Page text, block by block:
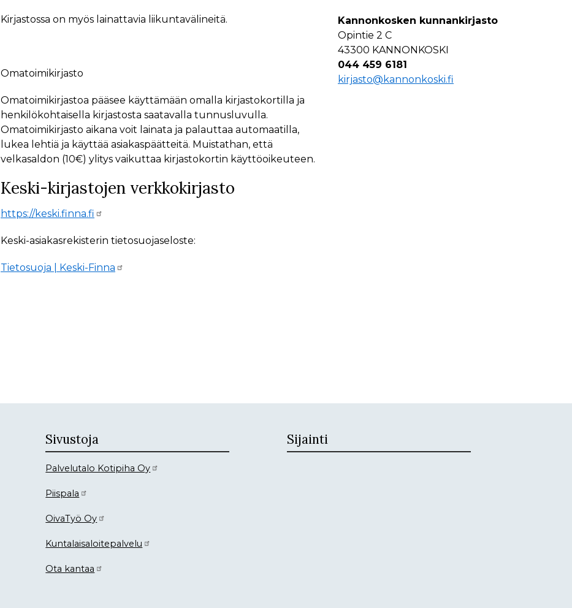
Kirjastossa on myös lainattavia liikuntavälineitä.
Omatoimikirjasto
Omatoimikirjastoa pääsee käyttämään omalla kirjastokortilla ja
henkilökohtaisella kirjastosta saatavalla tunnusluvulla.
Omatoimikirjasto aikana voit lainata ja palauttaa automaatilla,
lukea lehtiä ja käyttää asiakaspäätteitä. Muistathan, että
velkasaldon (10€) ylitys vaikuttaa kirjastokortin käyttöoikeuteen.
Keski-kirjastojen verkkokirjasto
https://keski.finna.fi
Keski-asiakasrekisterin tietosuojaseloste:
Tietosuoja | Keski-Finna
Kannonkosken kunnankirjasto
Opintie 2 C
43300 KANNONKOSKI
044 459 6181
kirjasto@kannonkoski.fi
Sivustoja
Palvelutalo Kotipiha Oy
Piispala
OivaTyö Oy
Kuntalaisaloitepalvelu
Ota kantaa
Sijainti